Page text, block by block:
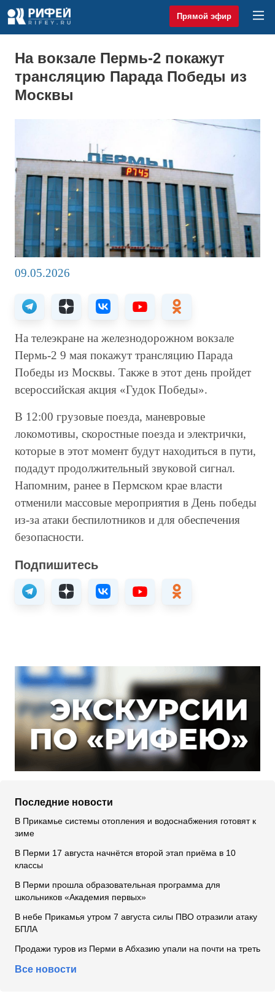
Прямой эфир
На вокзале Пермь-2 покажут
трансляцию Парада Победы из
Москвы
09.05.2026
На телеэкране на железнодорожном вокзале
Пермь-2 9 мая покажут трансляцию Парада
Победы из Москвы. Также в этот день пройдет
всероссийская акция «Гудок Победы».
В 12:00 грузовые поезда, маневровые
локомотивы, скоростные поезда и электрички,
которые в этот момент будут находиться в пути,
подадут продолжительный звуковой сигнал.
Напомним, ранее в Пермском крае власти
отменили массовые мероприятия в День победы
из-за атаки беспилотников и для обеспечения
безопасности.
Подпишитесь
Последние новости
В Прикамье системы отопления и водоснабжения готовят к
зиме
В Перми 17 августа начнётся второй этап приёма в 10
классы
В Перми прошла образовательная программа для
школьников «Академия первых»
В небе Прикамья утром 7 августа силы ПВО отразили атаку
БПЛА
Продажи туров из Перми в Абхазию упали на почти на треть
Все новости